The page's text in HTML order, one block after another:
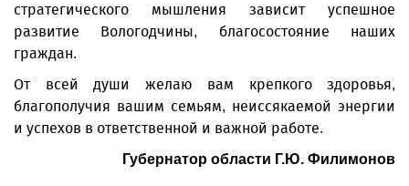
стратегического мышления зависит успешное
развитие Вологодчины, благосостояние наших
граждан.
От всей души желаю вам крепкого здоровья,
благополучия вашим семьям, неиссякаемой энергии
и успехов в ответственной и важной работе.
Губернатор области Г.Ю. Филимонов